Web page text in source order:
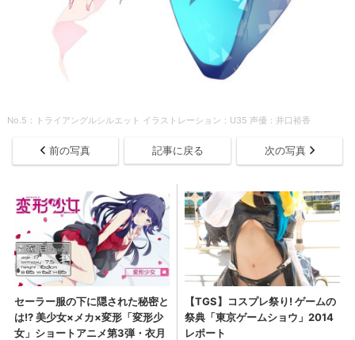
No.5：トライアングルシルエット イラストレーション：U35 声優：井口裕香
前の写真 記事に戻る 次の写真